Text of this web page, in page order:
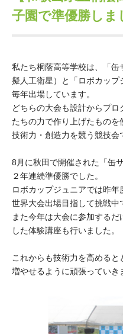
役員・評議員
年報一覧
大学院生奨学金
科学教育振興助成・
次世代理系人材育成
ログラム助成
アクセス
サイトマップ
日本語
子園で準優勝しま
私たち桐蔭高等学校は、「
擬人工衛星）と「ロボカップ
毎年出場しています。
どちらの大会も設計からプ
たちの力で作り上げたものを
技術力・創造力を競う競技会
8月に秋田で開催された「缶
２年連続準優勝でした。
ロボカップジュニアでは昨
世界大会出場目指して挑戦中
また今年は大会に参加する
した体験講座も行いました。
これからも技術力を高める
増やせるように頑張っていき